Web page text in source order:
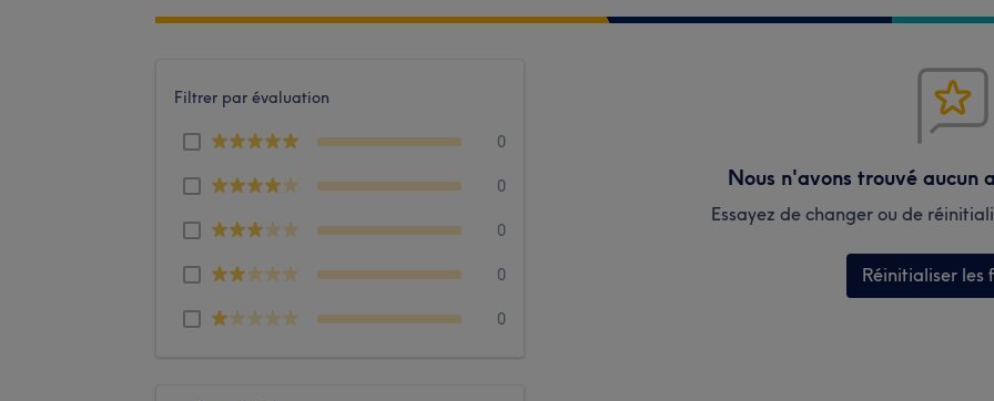
Filtrer par évaluation
0
0
0
0
0
Nous n'avons trouvé aucun
Essayez de changer ou de
Réinitialiser les